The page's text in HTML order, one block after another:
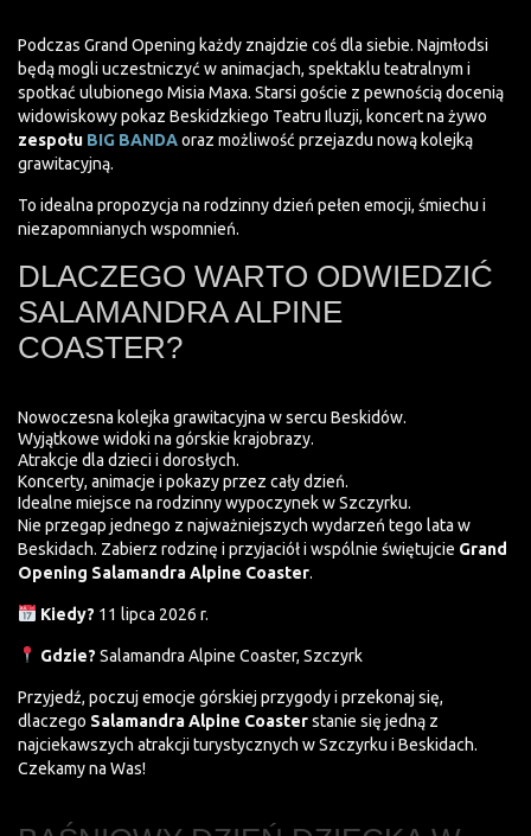
Podczas Grand Opening każdy znajdzie coś dla siebie. Najmłodsi
będą mogli uczestniczyć w animacjach, spektaklu teatralnym i
spotkać ulubionego Misia Maxa. Starsi goście z pewnością docenią
widowiskowy pokaz Beskidzkiego Teatru Iluzji, koncert na żywo
zespołu BIG BANDAoraz możliwość przejazdu nową kolejką
grawitacyjną.
To idealna propozycja na rodzinny dzień pełen emocji, śmiechu i
niezapomnianych wspomnień.
DLACZEGO WARTO ODWIEDZIĆ
SALAMANDRA ALPINE
COASTER?
Nowoczesna kolejka grawitacyjna w sercu Beskidów.
Wyjątkowe widoki na górskie krajobrazy.
Atrakcje dla dzieci i dorosłych.
Koncerty, animacje i pokazy przez cały dzień.
Idealne miejsce na rodzinny wypoczynek w Szczyrku.
Nie przegap jednego z najważniejszych wydarzeń tego lata w
Beskidach. Zabierz rodzinę i przyjaciół i wspólnie świętujcie Grand
Opening Salamandra Alpine Coaster.
Kiedy? 11 lipca 2026 r.
Gdzie? Salamandra Alpine Coaster, Szczyrk
Przyjedź, poczuj emocje górskiej przygody i przekonaj się,
dlaczego Salamandra Alpine Coasterstanie się jedną z
najciekawszych atrakcji turystycznych w Szczyrku i Beskidach.
Czekamy na Was!